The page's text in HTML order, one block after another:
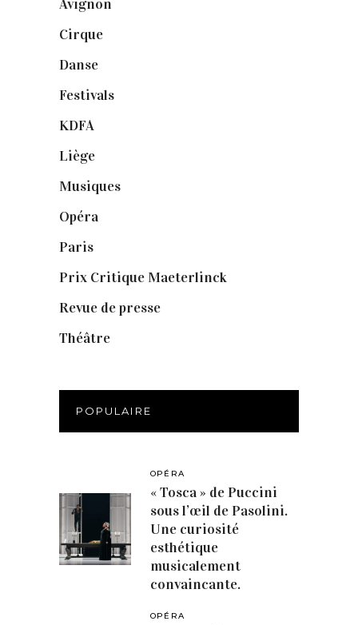
Avignon
Cirque
Danse
Festivals
KDFA
Liège
Musiques
Opéra
Paris
Prix Critique Maeterlinck
Revue de presse
Théâtre
POPULAIRE
OPÉRA
« Tosca » de Puccini
sous l’œil de Pasolini.
Une curiosité
esthétique
musicalement
convaincante.
OPÉRA